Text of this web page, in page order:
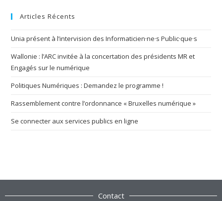
Articles Récents
Unia présent à l’intervision des Informaticien·ne·s Public·que·s
Wallonie : l’ARC invitée à la concertation des présidents MR et
Engagés sur le numérique
Politiques Numériques : Demandez le programme !
Rassemblement contre l’ordonnance « Bruxelles numérique »
Se connecter aux services publics en ligne
Contact